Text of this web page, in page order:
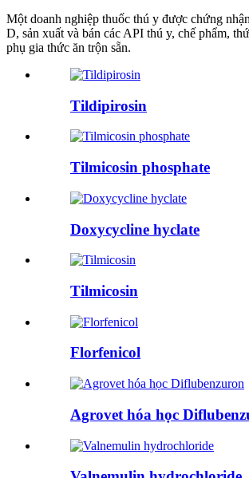
Một doanh nghiệp thuốc thú y được chứng
D, sản xuất và bán các API thú y, chế phẩm,
phụ gia thức ăn trộn sẵn.
Tildipirosin
Tilmicosin phosphate
Doxycycline hyclate
Tilmicosin
Florfenicol
Agrovet hóa học